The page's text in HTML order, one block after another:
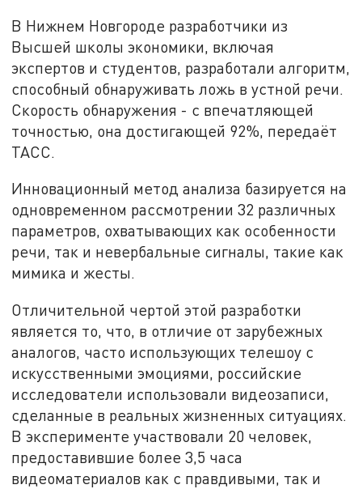
В Нижнем Новгороде разработчики из
Высшей школы экономики, включая
экспертов и студентов, разработали алгоритм,
способный обнаруживать ложь в устной речи.
Скорость обнаружения - с впечатляющей
точностью, она достигающей 92%, передаёт
ТАСС.
Инновационный метод анализа базируется на
одновременном рассмотрении 32 различных
параметров, охватывающих как особенности
речи, так и невербальные сигналы, такие как
мимика и жесты.
Отличительной чертой этой разработки
является то, что, в отличие от зарубежных
аналогов, часто использующих телешоу с
искусственными эмоциями, российские
исследователи использовали видеозаписи,
сделанные в реальных жизненных ситуациях.
В эксперименте участвовали 20 человек,
предоставившие более 3,5 часа
видеоматериалов как с правдивыми, так и